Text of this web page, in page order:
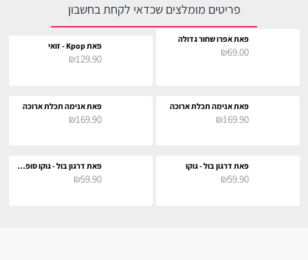
פריטים מומלצים שכדאי לקחת בחשבון
פאת אפרו שחור גדולה
₪69.00 פאת Kpop - זואי
₪129.90
פאת אנימה תכלת ארוכה
₪169.90
פאת אנימה תכלת ארוכה
₪169.90
פאת דרגון בול - גוקו
₪59.90
פאת דרגון בול - גוקו סופר סאייה
₪59.90